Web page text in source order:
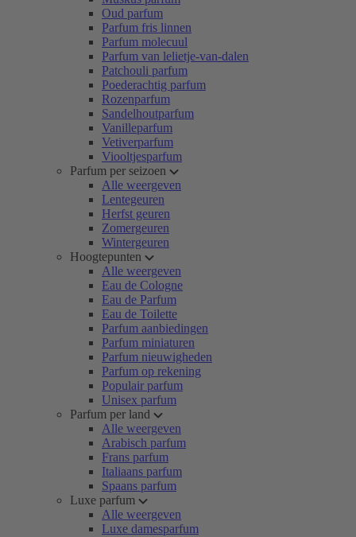
Oud parfum
Parfum fris linnen
Parfum molecuul
Parfum van lelietje-van-dalen
Patchouli parfum
Poederachtig parfum
Rozenparfum
Sandelhoutparfum
Vanilleparfum
Vetiverparfum
Viooltjesparfum
Parfum per seizoen
Alle weergeven
Lentegeuren
Herfst geuren
Zomergeuren
Wintergeuren
Hoogtepunten
Alle weergeven
Eau de Cologne
Eau de Parfum
Eau de Toilette
Parfum aanbiedingen
Parfum miniaturen
Parfum nieuwigheden
Parfum op rekening
Populair parfum
Unisex parfum
Parfum per land
Alle weergeven
Arabisch parfum
Frans parfum
Italiaans parfum
Spaans parfum
Luxe parfum
Alle weergeven
Luxe damesparfum